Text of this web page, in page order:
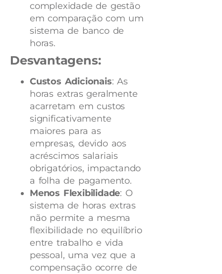
complexidade de gestão
em comparação com um
sistema de banco de
horas.
Desvantagens:
Custos Adicionais: As
horas extras geralmente
acarretam em custos
significativamente
maiores para as
empresas, devido aos
acréscimos salariais
obrigatórios, impactando
a folha de pagamento.
Menos Flexibilidade: O
sistema de horas extras
não permite a mesma
flexibilidade no equilíbrio
entre trabalho e vida
pessoal, uma vez que a
compensação ocorre de